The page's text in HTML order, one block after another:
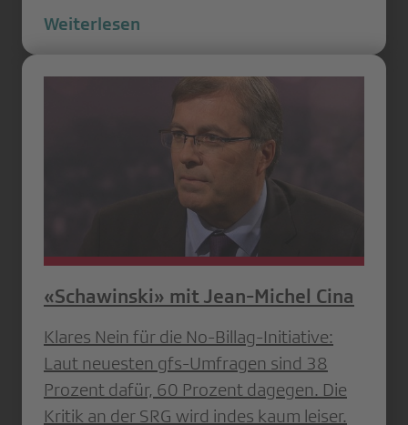
Weiterlesen
«Schawinski» mit Jean-Michel Cina
Klares Nein für die No-Billag-Initiative:
Laut neuesten gfs-Umfragen sind 38
Prozent dafür, 60 Prozent dagegen. Die
Kritik an der SRG wird indes kaum leiser.